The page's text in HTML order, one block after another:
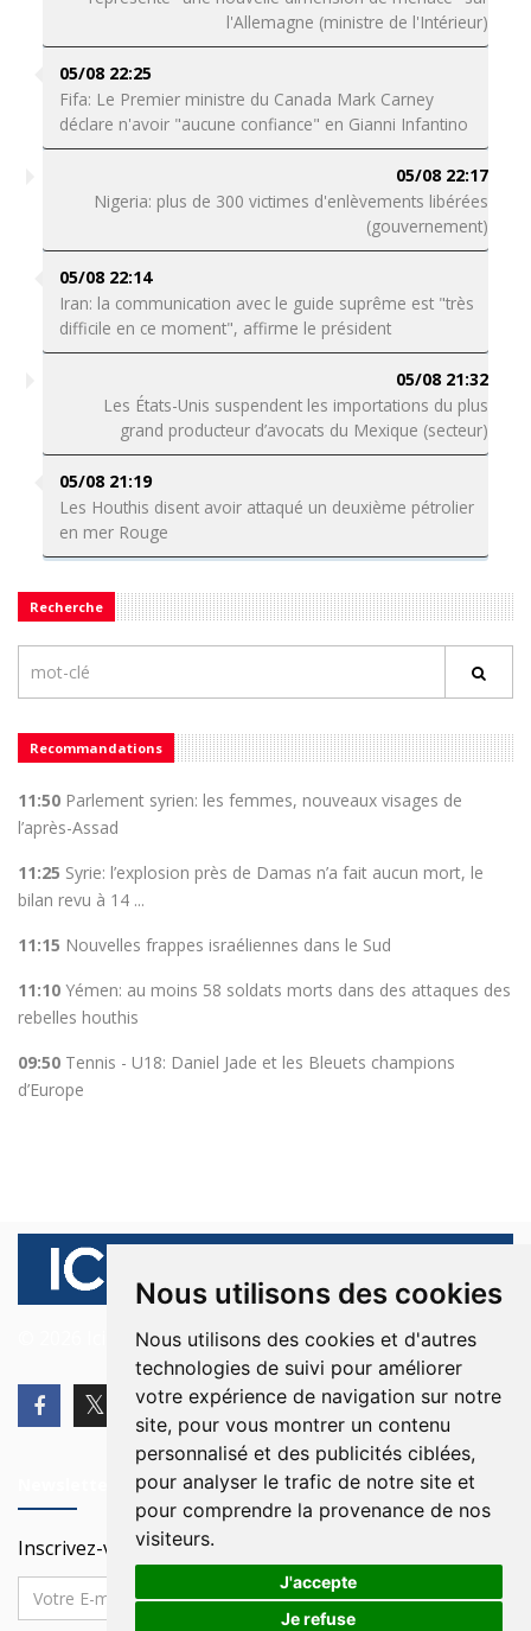
Nous utilisons des cookies
Nous utilisons des cookies et d'autres
technologies de suivi pour améliorer
votre expérience de navigation sur notre
site, pour vous montrer un contenu
personnalisé et des publicités ciblées,
pour analyser le trafic de notre site et
pour comprendre la provenance de nos
visiteurs.
J'accepte
Je refuse
l'Allemagne (ministre de l'Intérieur)
05/08 22:25
Fifa: Le Premier ministre du Canada Mark Carney
déclare n'avoir "aucune confiance" en Gianni Infantino
05/08 22:17
Nigeria: plus de 300 victimes d'enlèvements libérées
(gouvernement)
05/08 22:14
Iran: la communication avec le guide suprême est "très
difficile en ce moment", affirme le président
05/08 21:32
Les États-Unis suspendent les importations du plus
grand producteur d’avocats du Mexique (secteur)
05/08 21:19
Les Houthis disent avoir attaqué un deuxième pétrolier
en mer Rouge
Recherche
Recommandations
11:50 Parlement syrien: les femmes, nouveaux visages de
l’après-Assad
11:25 Syrie: l’explosion près de Damas n’a fait aucun mort, le
bilan revu à 14 ...
11:15 Nouvelles frappes israéliennes dans le Sud
11:10 Yémen: au moins 58 soldats morts dans des attaques des
rebelles houthis
09:50 Tennis - U18: Daniel Jade et les Bleuets champions
d’Europe
© 2026 Ici Beyrouth. Tous les droits sont réservés.
Inscrivez-vous à notre Newsletter